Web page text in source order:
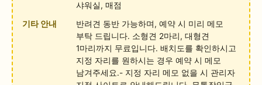
샤워실, 매점
기타 안내
반려견 동반 가능하며, 예약 시 미리 메모
부탁 드립니다. 소형견 2마리, 대형견
1마리까지 무료입니다. 배치도를 확인하시고
지정 자리를 원하시는 경우 예약 시 메모
남겨주세요.- 지정 자리 메모 없을 시 관리자